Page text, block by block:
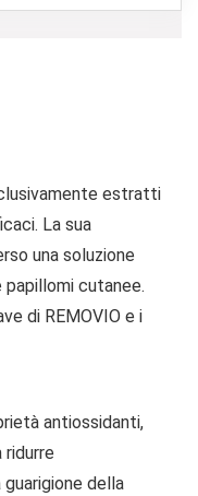
estratti
La sua
una soluzione
cutanee.
di REMOVIO e i
antiossidanti,
ridurre
guarigione della